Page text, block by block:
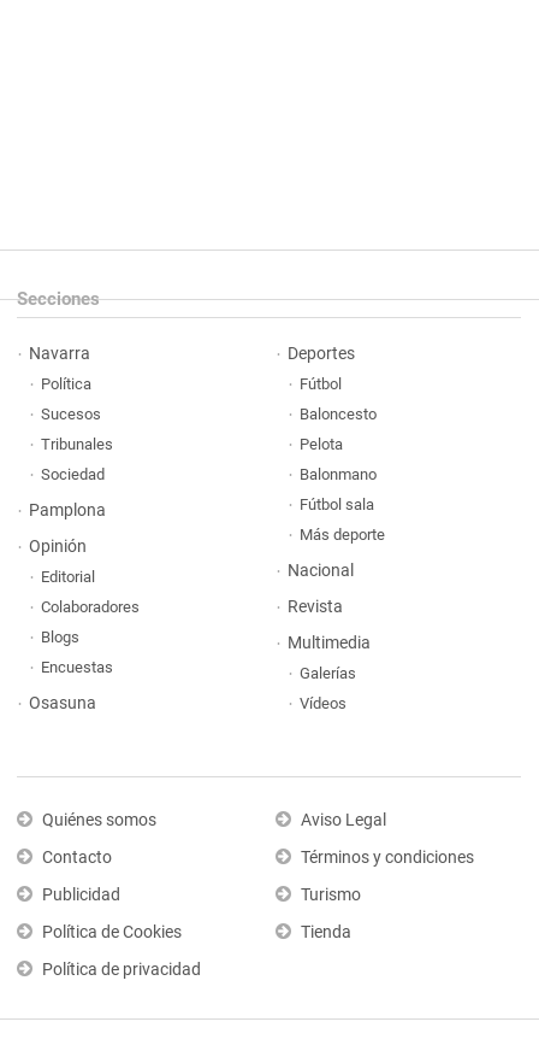
Secciones
Navarra
Política
Sucesos
Tribunales
Sociedad
Pamplona
Opinión
Editorial
Colaboradores
Blogs
Encuestas
Osasuna
Deportes
Fútbol
Baloncesto
Pelota
Balonmano
Fútbol sala
Más deporte
Nacional
Revista
Multimedia
Galerías
Vídeos
Quiénes somos
Contacto
Publicidad
Política de Cookies
Política de privacidad
Aviso Legal
Términos y condiciones
Turismo
Tienda